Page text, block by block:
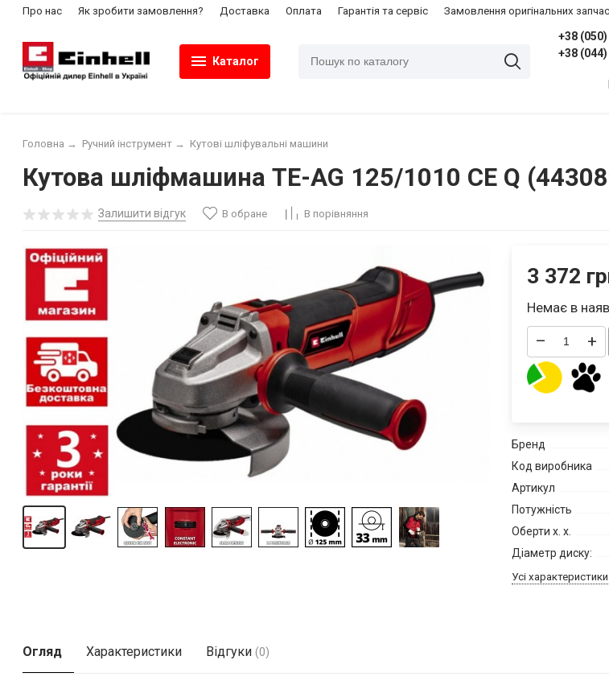
Про нас Як зробити замовлення? Доставка Оплата Гарантія та сервіс Замовлення оригінальних
Каталог
+38
+38
Головна → Ручний інструмент → Кутові шліфувальні машини
Кутова шліфмашина TE-AG 125/1010 CE Q
Залишити відгук В обране В порівняння
3 372
Немає в
– +
Бренд
Код виробника
Артикул
Потужність
Оберти х. х.
Діаметр диску:
Усі характеристики
Огляд Характеристики Відгуки (0)